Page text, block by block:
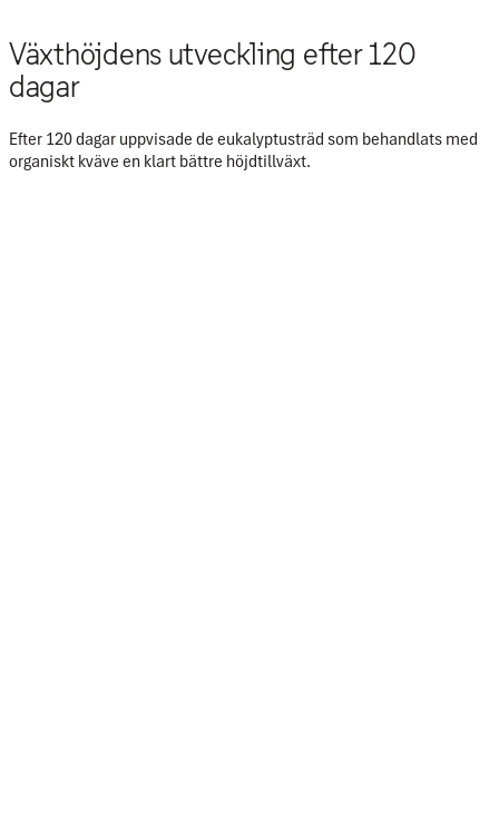
Växthöjdens utveckling efter 120
dagar
Efter 120 dagar uppvisade de eukalyptusträd som behandlats med
organiskt kväve en klart bättre höjdtillväxt.